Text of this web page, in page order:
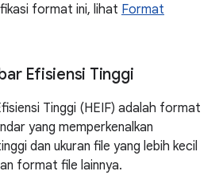
format ini, lihat Format
Efisiensi Tinggi
Tinggi (HEIF) adalah format
yang memperkenalkan
dan ukuran file yang lebih kecil
format file lainnya.